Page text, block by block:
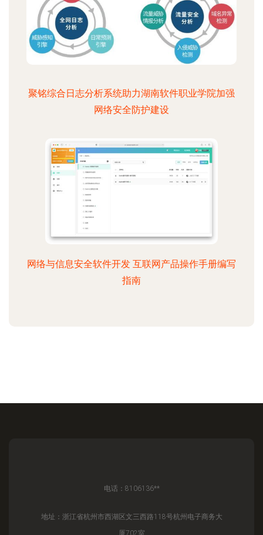
聚铭综合日志分析系统助力湖南软件职业学院加强
网络安全防护建设
网络与信息安全软件开发 互联网产品操作手册编写
指南
电话：8106136**
地址：浙江省杭州市西湖区文三西路118号杭州电子商务大
厦702室